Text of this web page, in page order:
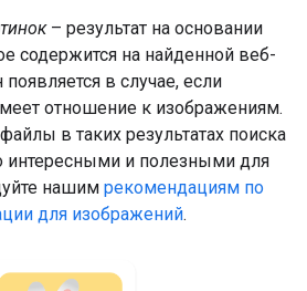
– результат на основании
содержится на найденной веб-
в случае, если
отношение к изображениям.
в таких результатах поиска
интересными и полезными для
нашим рекомендациям по
для изображений.